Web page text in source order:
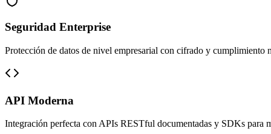
Seguridad Enterprise
Protección de datos de nivel empresarial con cifrado y cumplimiento
API Moderna
Integración perfecta con APIs RESTful documentadas y SDKs para